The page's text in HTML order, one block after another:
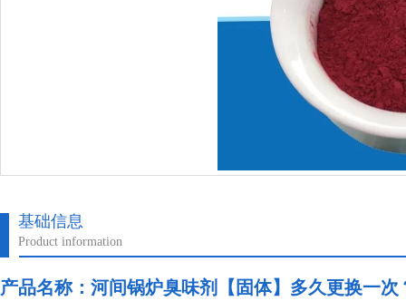
基础信息
Product information
产品名称： 河间锅炉臭味剂【固体】多久更换一